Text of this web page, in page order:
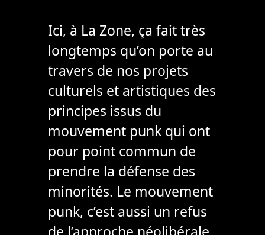
Ici, à La Zone, ça fait très
longtemps qu’on porte au
travers de nos projets
culturels et artistiques des
principes issus du
mouvement punk qui ont
pour point commun de
prendre la défense des
minorités. Le mouvement
punk, c’est aussi un refus